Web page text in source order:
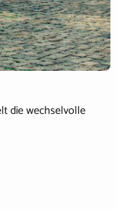
die wechselvolle